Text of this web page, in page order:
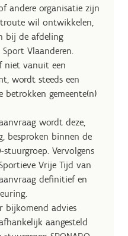
andere organisatie zijn
wil ontwikkelen,
bij de afdeling
Vlaanderen.
niet vanuit een
wordt steeds een
betrokken gemeente(n)
wordt deze,
besproken binnen de
stuurgroep. Vervolgens
Vrije Tijd van
definitief en
bijkomend advies
aangesteld